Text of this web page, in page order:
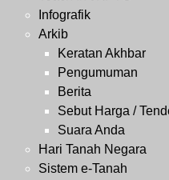
Infografik
Arkib
Keratan Akhbar
Pengumuman
Berita
Sebut Harga /
Suara Anda
Hari Tanah Negara
Sistem e-Tanah